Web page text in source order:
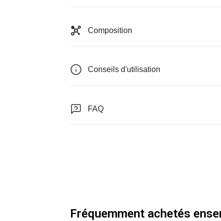
Composition
Conseils d'utilisation
FAQ
Fréquemment achetés